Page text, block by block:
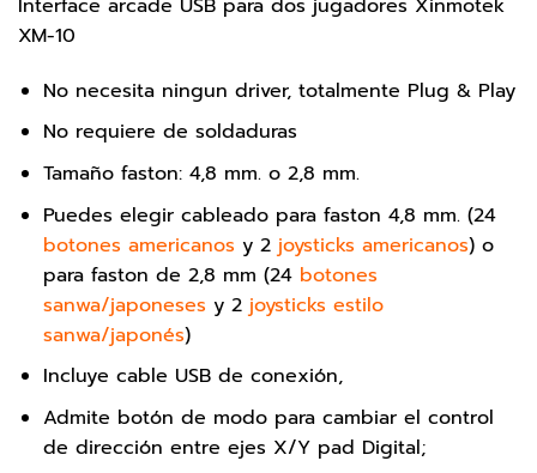
Interface arcade USB para dos jugadores Xinmotek
XM-10
No necesita ningun driver, totalmente Plug & Play
No requiere de soldaduras
Tamaño faston: 4,8 mm. o 2,8 mm.
Puedes elegir cableado para faston 4,8 mm. (24
botones americanos y 2 joysticks americanos) o
para faston de 2,8 mm (24 botones
sanwa/japoneses y 2 joysticks estilo
sanwa/japonés)
Incluye cable USB de conexión,
Admite botón de modo para cambiar el control
de dirección entre ejes X/Y pad Digital;